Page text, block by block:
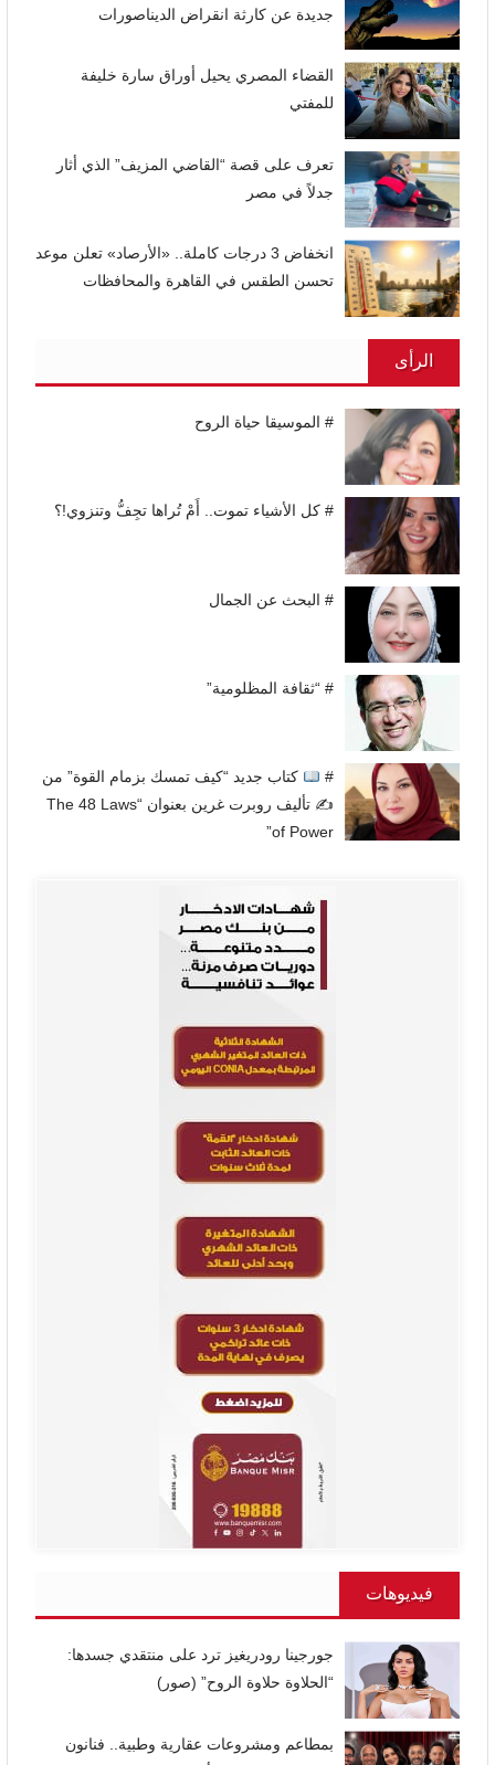
جديدة عن كارثة انقراض الديناصورات
القضاء المصري يحيل أوراق سارة خليفة
للمفتي
تعرف على قصة “القاضي المزيف” الذي أثار
جدلاً في مصر
انخفاض 3 درجات كاملة.. «الأرصاد» تعلن موعد
تحسن الطقس في القاهرة والمحافظات
الرأى
# الموسيقا حياة الروح
# كل الأشياء تموت.. أَمْ تُراها تجِفُّ وتنزوي!؟
# البحث عن الجمال
# “ثقافة المظلومية”
#
كتاب جديد “كيف تمسك بزمام القوة” من
✍
تأليف روبرت غرين بعنوان “The 48 Laws
of Power”
فيديوهات
جورجينا رودريغيز ترد على منتقدي جسدها:
“الحلاوة حلاوة الروح” (صور)
بمطاعم ومشروعات عقارية وطبية.. فنانون